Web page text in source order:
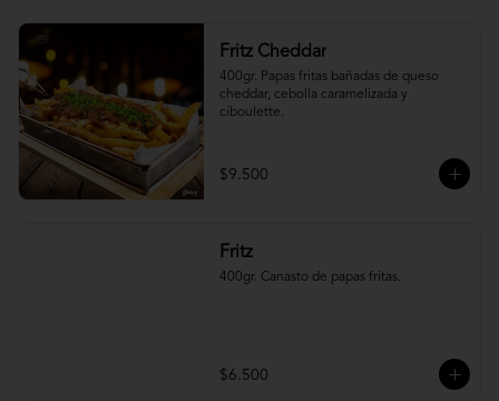
Fritz Cheddar
400gr. Papas fritas bañadas de queso
cheddar, cebolla caramelizada y
ciboulette.
$9.500
Fritz
400gr. Canasto de papas fritas.
$6.500